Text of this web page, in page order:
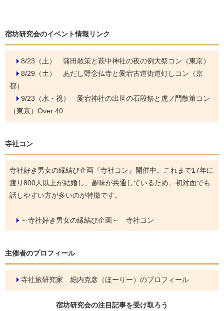
宿坊研究会のイベント情報リンク
8/23（土） 蒲田散策と萩中神社の夜の例大祭コン（東京）
8/29（土） あだし野念仏寺と愛宕古道街道灯しコン（京
都）
9/23（水・祝） 愛宕神社の出世の石段祭と虎ノ門散策コン
（東京）Over 40
寺社コン
寺社好き男女の縁結び企画『寺社コン』開催中。これまで17年に
渡り800人以上が結婚し、趣味が共通しているため、初対面でも
話しやすい方が多いのが特徴です。
～寺社好き男女の縁結び企画～ 寺社コン
主催者のプロフィール
寺社旅研究家 堀内克彦（ほーりー）のプロフィール
宿坊研究会の注目記事を受け取ろう